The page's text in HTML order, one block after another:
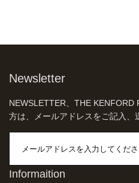
Newsletter
NEWSLETTER、THE KENFORD
方は、メールアドレスをご記入、
Informaition